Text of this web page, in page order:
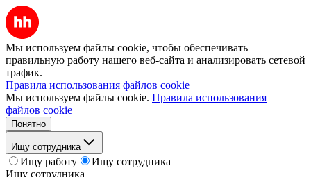
Мы используем файлы cookie, чтобы обеспечивать
правильную работу нашего веб-сайта и анализировать сетевой
трафик.
Правила использования файлов cookie
Мы используем файлы cookie. Правила использования
файлов cookie
Понятно
Ищу сотрудника
Ищу работу
Ищу сотрудника
Ищу сотрудника